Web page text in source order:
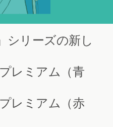
シリーズの新し
レミアム（青
レミアム（赤